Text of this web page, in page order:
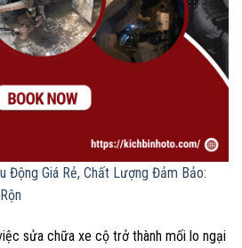
Động Giá Rẻ, Chất Lượng Đảm Bảo:
sửa chữa xe cộ trở thành mối lo ngại